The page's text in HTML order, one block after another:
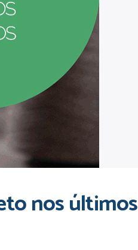
nos últimos